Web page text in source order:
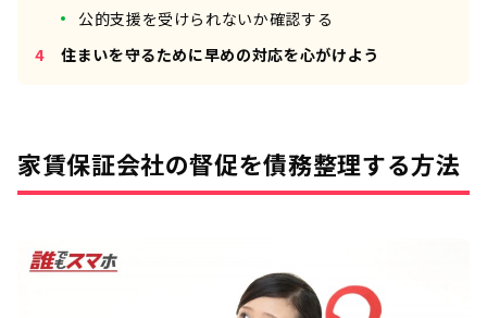
公的支援を受けられないか確認する
住まいを守るために早めの対応を心がけよう
家賃保証会社の督促を債務整理する方法